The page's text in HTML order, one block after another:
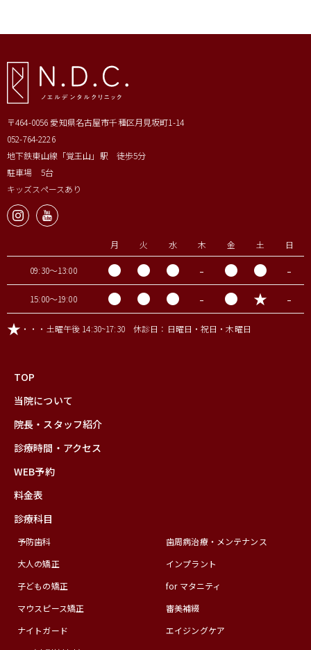
〒464-0056 愛知県名古屋市千種区月見坂町1-14
052-764-2226
地下鉄東山線「覚王山」駅 徒歩5分
駐車場 5台
キッズスペースあり
月 火 水 木 金 土 日
09:30～13:00 ● ● ● - ● ● -
15:00～19:00 ● ● ● - ● ★
-
★ ・・・土曜午後 14:30~17:30 休診日：日曜日・祝日・木曜日
TOP
当院について
院長・スタッフ紹介
診療時間・アクセス
WEB予約
料金表
診療科目
予防歯科
歯周病治療・メンテナンス
大人の矯正
インプラント
子どもの矯正
for マタニティ
マウスピース矯正
審美補綴
ナイトガード
エイジングケア